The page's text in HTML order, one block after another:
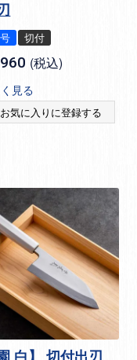
切付
税込
見る
お気に入りに登録する
白】 切付出刃